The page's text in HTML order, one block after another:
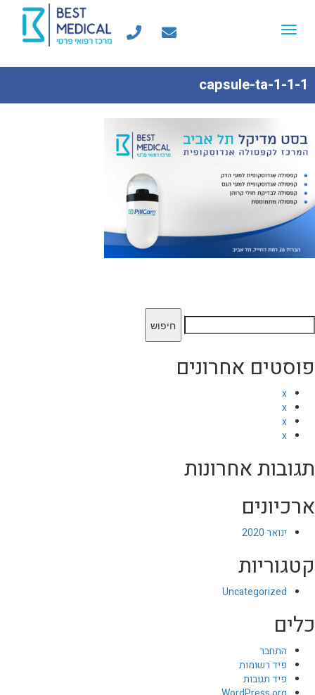
Toggle
capsule-ta-1-1-1
חיפוש:
פוסטים אחרונים
x
x
x
x
תגובות אחרונות
ארכיונים
ינואר 2020
קטגוריות
Uncategorized
כלים
התחבר
פיד רשומות
פיד תגובות